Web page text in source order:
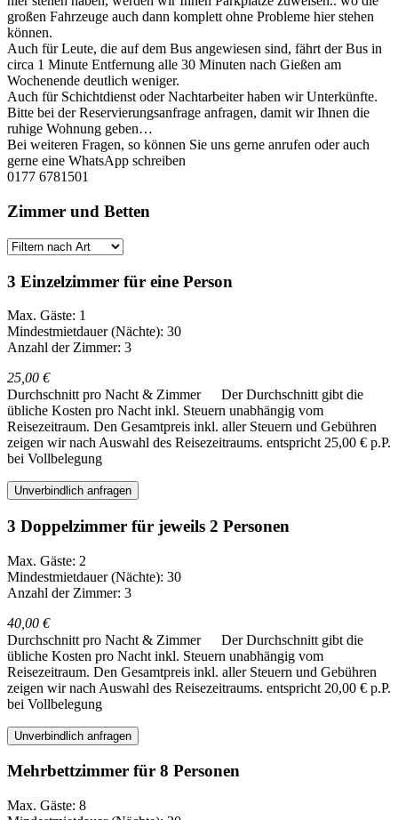
großen Fahrzeuge auch dann komplett ohne Probleme hier stehen
können.
Auch für Leute, die auf dem Bus angewiesen sind, fährt der Bus in
circa 1 Minute Entfernung alle 30 Minuten nach Gießen am
Wochenende deutlich weniger.
Auch für Schichtdienst oder Nachtarbeiter haben wir Unterkünfte.
Bitte bei der Reservierungsanfrage anfragen, damit wir Ihnen die
ruhige Wohnung geben…
Bei weiteren Fragen, so können Sie uns gerne anrufen oder auch
gerne eine WhatsApp schreiben
0177 6781501
Zimmer und Betten
3 Einzelzimmer für eine Person
Max. Gäste: 1
Mindestmietdauer (Nächte): 30
Anzahl der Zimmer: 3
25,00 €
Durchschnitt pro Nacht & Zimmer
Der Durchschnitt gibt die
übliche Kosten pro Nacht inkl. Steuern unabhängig vom
Reisezeitraum. Den Gesamtpreis inkl. aller Steuern und Gebühren
zeigen wir nach Auswahl des Reisezeitraums. entspricht 25,00 € p.P.
bei Vollbelegung
Unverbindlich anfragen
3 Doppelzimmer für jeweils 2 Personen
Max. Gäste: 2
Mindestmietdauer (Nächte): 30
Anzahl der Zimmer: 3
40,00 €
Durchschnitt pro Nacht & Zimmer
Der Durchschnitt gibt die
übliche Kosten pro Nacht inkl. Steuern unabhängig vom
Reisezeitraum. Den Gesamtpreis inkl. aller Steuern und Gebühren
zeigen wir nach Auswahl des Reisezeitraums. entspricht 20,00 € p.P.
bei Vollbelegung
Unverbindlich anfragen
Mehrbettzimmer für 8 Personen
Max. Gäste: 8